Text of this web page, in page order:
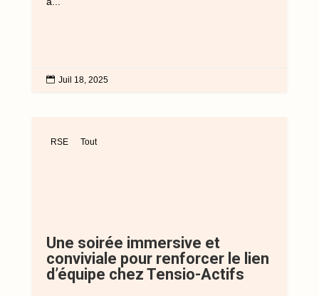
 Juil 18, 2025
RSE Tout
Une soirée immersive et
conviviale pour renforcer le lien
d’équipe chez Tensio-Actifs